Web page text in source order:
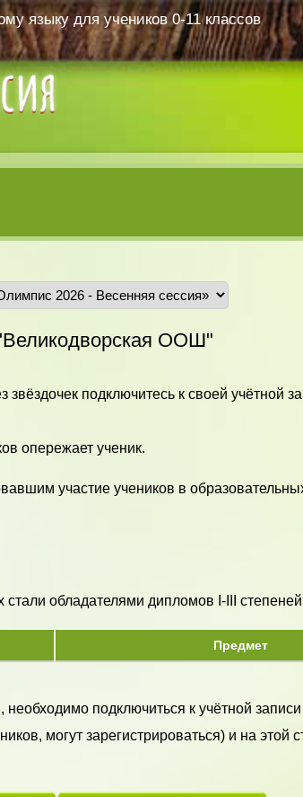
языку для учеников 0-11 классов
ООШ"
подключитесь к своей учётной
опережает ученик.
участие учеников в
стали обладателями дипломов I-III
Предмет
подключиться к учётной записи
могут зарегистрироваться) и на этой